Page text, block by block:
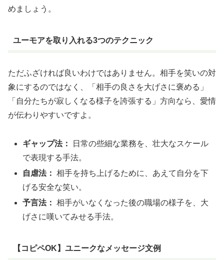
めましょう。
ユーモアを取り入れる3つのテクニック
ただふざければ良いわけではありません。相手を笑いの対
象にするのではなく、「相手の良さを大げさに褒める」
「自分たちが寂しくなる様子を誇張する」方向なら、愛情
が伝わりやすいですよ。
ギャップ法：
日常の些細な業務を、壮大なスケール
で表現する手法。
自虐法： 相手を持ち上げるために、あえて自分を下
げる安全な笑い。
予言法： 相手がいなくなった後の職場の様子を、大
げさに嘆いてみせる手法。
【コピペOK】ユニークなメッセージ文例